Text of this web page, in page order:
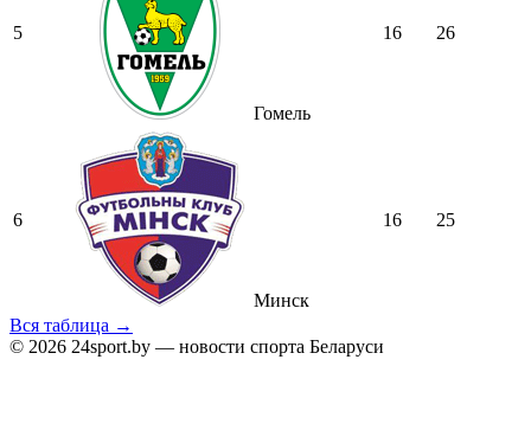
5
Гомель
16 26
6
Минск
16 25
Вся таблица →
© 2026 24sport.by — новости спорта Беларуси